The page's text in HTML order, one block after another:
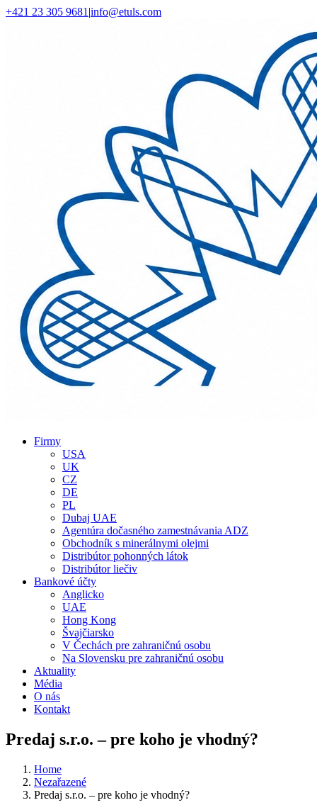
Skip
+421 23 305 9681 |info@etuls.com
Firmy
USA
UK
CZ
DE
PL
Dubaj UAE
Agentúra dočasného zamestnávania ADZ
Obchodník s minerálnymi olejmi
Distribútor pohonných látok
Distribútor liečiv
Bankové účty
Anglicko
UAE
Hong Kong
Švajčiarsko
V Čechách pre zahraničnú osobu
Na Slovensku pre zahraničnú osobu
Aktuality
Média
O nás
Kontakt
Predaj s.r.o. – pre koho je vhodný?
Home
Nezařazené
Predaj s.r.o. – pre koho je vhodný?